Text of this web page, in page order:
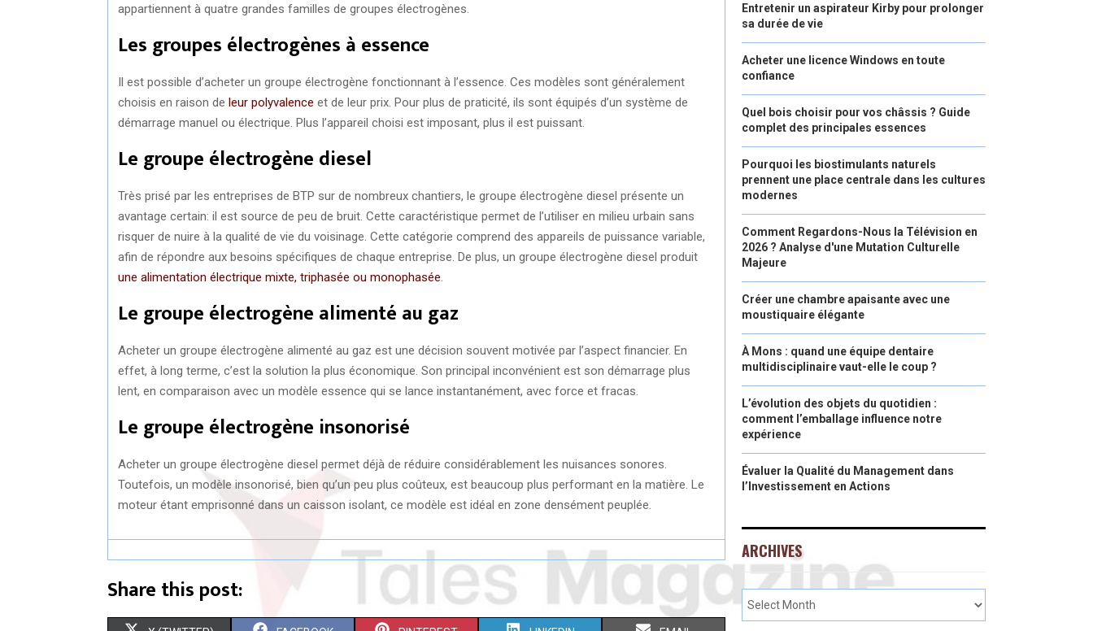
appartiennent à quatre grandes familles de groupes électrogènes.
Les groupes électrogènes à essence
Il est possible d’acheter un groupe électrogène fonctionnant à l’essence. Ces modèles sont généralement
choisis en raison de leur polyvalence et de leur prix. Pour plus de praticité, ils sont équipés d’un système de
démarrage manuel ou électrique. Plus l’appareil choisi est imposant, plus il est puissant.
Le groupe électrogène diesel
Très prisé par les entreprises de BTP sur de nombreux chantiers, le groupe électrogène diesel présente un
avantage certain: il est source de peu de bruit. Cette caractéristique permet de l’utiliser en milieu urbain sans
risquer de nuire à la qualité de vie du voisinage. Cette catégorie comprend des appareils de puissance variable,
afin de répondre aux besoins spécifiques de chaque entreprise. De plus, un groupe électrogène diesel produit
une alimentation électrique mixte, triphasée ou monophasée
Le groupe électrogène alimenté au gaz
Acheter un groupe électrogène alimenté au gaz est une décision souvent motivée par l’aspect financier. En
effet, à long terme, c’est la solution la plus économique. Son principal inconvénient est son démarrage plus
lent, en comparaison avec un modèle essence qui se lance instantanément, avec force et fracas.
Le groupe électrogène insonorisé
Acheter un groupe électrogène diesel permet déjà de réduire considérablement les nuisances sonores.
Toutefois, un modèle insonorisé, bien qu’un peu plus coûteux, est beaucoup plus performant en la matière. Le
moteur étant emprisonné dans un caisson isolant, ce modèle est idéal en zone densément peuplée.
Share this post:
Entretenir un aspirateur Kirby pour prolonger
sa durée de vie
Acheter une licence Windows en toute
confiance
Quel bois choisir pour vos châssis ? Guide
complet des principales essences
Pourquoi les biostimulants naturels
prennent une place centrale dans les cultures
modernes
Comment Regardons-Nous la Télévision en
2026 ? Analyse d'une Mutation Culturelle
Majeure
Créer une chambre apaisante avec une
moustiquaire élégante
À Mons : quand une équipe dentaire
multidisciplinaire vaut-elle le coup ?
L’évolution des objets du quotidien :
comment l’emballage influence notre
expérience
Évaluer la Qualité du Management dans
l’Investissement en Actions
ARCHIVES